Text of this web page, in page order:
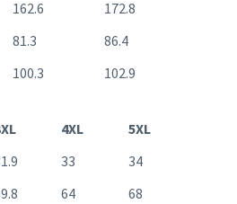
162.6
172.8
81.3
86.4
100.3 102.9
4XL
5XL
33
34
64
68